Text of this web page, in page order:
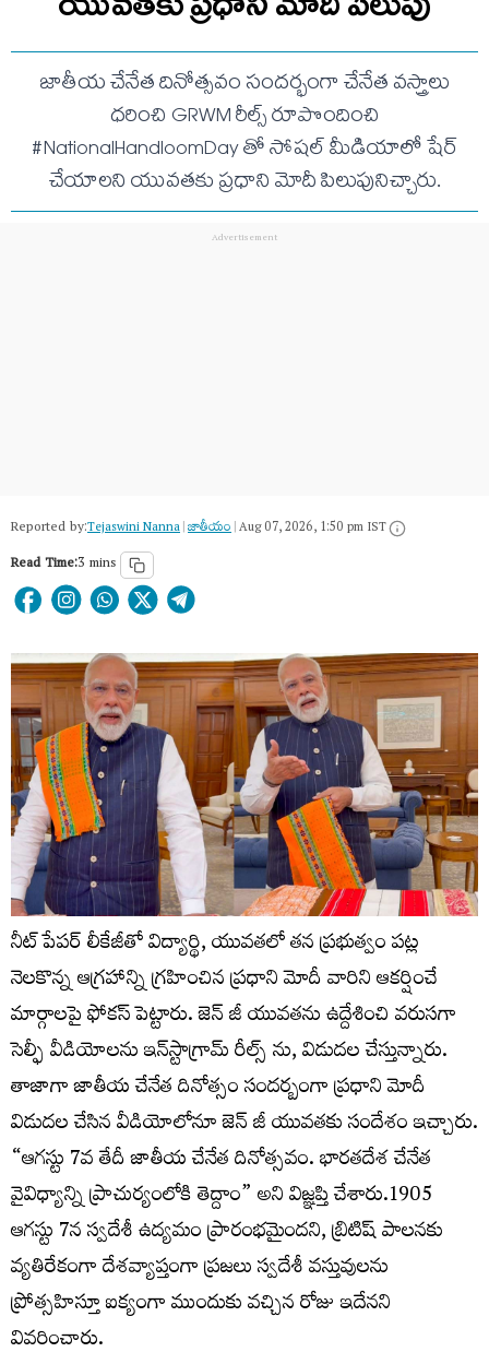
జాతీయ చేనేత దినోత్సవం సందర్భంగా చేనేత వస్త్రాలు
ధరించి GRWM రీల్స్ రూపొందించి
#NationalHandloomDay తో సోషల్ మీడియాలో షేర్
చేయాలని యువతకు ప్రధాని మోదీ పిలుపునిచ్చారు.
Reported by:Tejaswini Nanna|జాతీయం|Aug 07, 2026, 1:50 pm IST
Read Time:3 mins
నీట్ పేపర్ లీకేజీతో విద్యార్థి, యువతలో తన ప్రభుత్వం పట్ల
నెలకొన్న ఆగ్రహాన్ని గ్రహించిన ప్రధాని మోదీ వారిని ఆకర్షించే
మార్గాలపై ఫోకస్ పెట్టారు. జెన్ జీ యువతను ఉద్దేశించి వరుసగా
సెల్ఫీ వీడియోలను ఇన్‌స్టాగ్రామ్ రీల్స్ ను, విడుదల చేస్తున్నారు.
తాజాగా జాతీయ చేనేత దినోత్సం సందర్బంగా ప్రధాని మోదీ
విడుదల చేసిన వీడియోలోనూ జెన్ జీ యువతకు సందేశం ఇచ్చారు.
“ఆగస్టు 7వ తేదీ జాతీయ చేనేత దినోత్సవం. భారతదేశ చేనేత
వైవిధ్యాన్ని ప్రాచుర్యంలోకి తెద్దాం” అని విజ్ఞప్తి చేశారు.1905
ఆగస్టు 7న స్వదేశీ ఉద్యమం ప్రారంభమైందని, బ్రిటిష్ పాలనకు
వ్యతిరేకంగా దేశవ్యాప్తంగా ప్రజలు స్వదేశీ వస్తువులను
ప్రోత్సహిస్తూ ఐక్యంగా ముందుకు వచ్చిన రోజు ఇదేనని
వివరించారు.